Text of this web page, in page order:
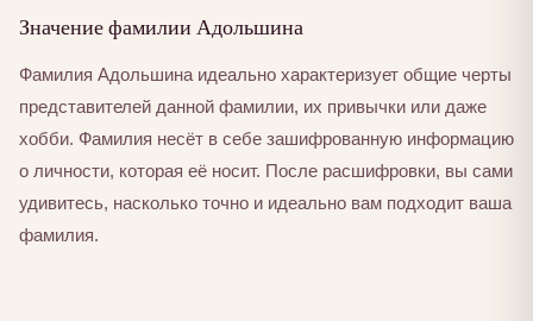
Значение фамилии Адольшина
Фамилия Адольшина идеально характеризует общие черты
представителей данной фамилии, их привычки или даже
хобби. Фамилия несёт в себе зашифрованную информацию
о личности, которая её носит. После расшифровки, вы сами
удивитесь, насколько точно и идеально вам подходит ваша
фамилия.